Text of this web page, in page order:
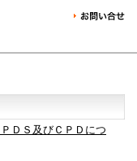
ＰＤＳ及びＣＰＤにつ